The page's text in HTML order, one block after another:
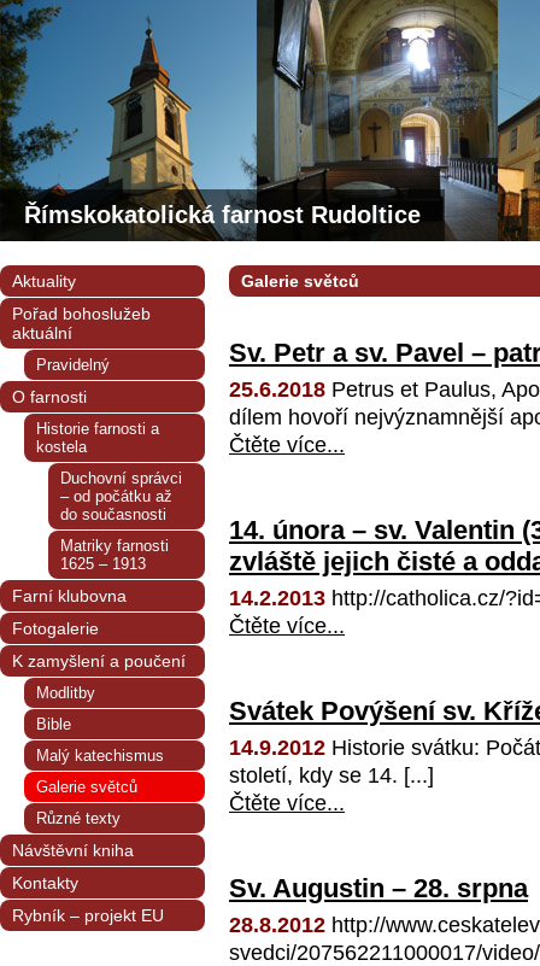
Římskokatolická farnost Rudoltice
Galerie světců
Sv. Petr a sv. Pavel –
25.6.2018 Petrus et Paulus,
dílem hovoří nejvýznamnější
Čtěte více...
14. února – sv. Valentin
zvláště jejich čisté a
14.2.2013 http://catholica.cz/
Čtěte více...
Svátek Povýšení sv.
14.9.2012 Historie svátku:
století, kdy se 14. [...]
Čtěte více...
Sv. Augustin – 28. srpna
28.8.2012 http://
svedci/207562211000017/video/
Aktuality
Pořad bohoslužeb
aktuální
Pravidelný
O farnosti
Historie farnosti a
kostela
Duchovní správci
– od počátku až
do současnosti
Matriky farnosti
1625 – 1913
Farní klubovna
Fotogalerie
K zamyšlení a poučení
Modlitby
Bible
Malý katechismus
Galerie světců
Různé texty
Návštěvní kniha
Kontakty
Rybník – projekt EU